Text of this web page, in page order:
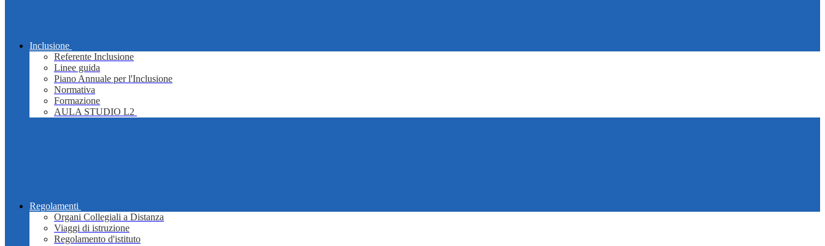
Inclusione
Referente Inclusione
Linee guida
Piano Annuale per l'Inclusione
Normativa
Formazione
AULA STUDIO L2
Regolamenti
Organi Collegiali a Distanza
Viaggi di istruzione
Regolamento d'istituto